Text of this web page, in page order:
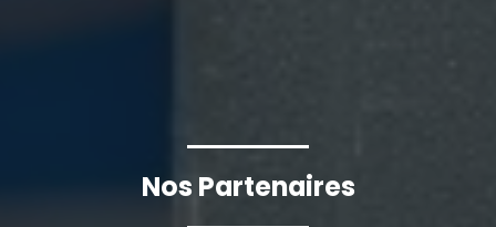
Nos Partenaires